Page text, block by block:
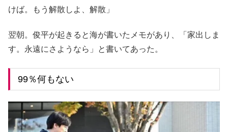
けば。もう解散しよ、解散」
翌朝。俊平が起きると海が書いたメモがあり、「家出しま
す。永遠にさようなら」と書いてあった。
99％何もない